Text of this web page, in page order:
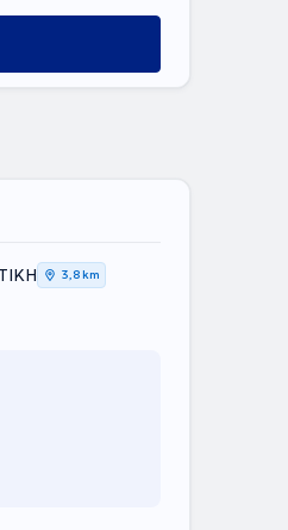
3,8 km